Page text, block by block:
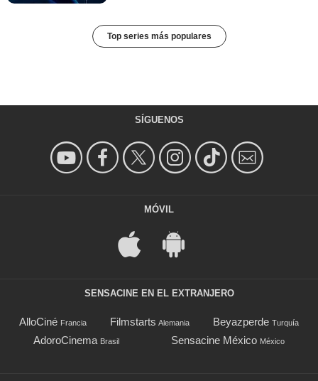
Top series más populares
SÍGUENOS
MÓVIL
SENSACINE EN EL EXTRANJERO
AlloCiné Francia Filmstarts Alemania Beyazperde Turquía
AdoroCinema Brasil Sensacine México México